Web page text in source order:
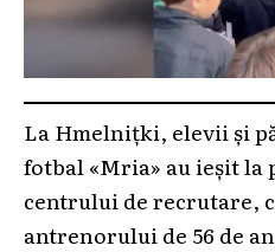
La Hmelnițki, elevii și
fotbal «Mria» au ieșit la
centrului de recrutare,
antrenorului de 56 de